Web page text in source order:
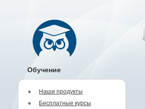
Обучение
Наши продукты
Бесплатные курсы